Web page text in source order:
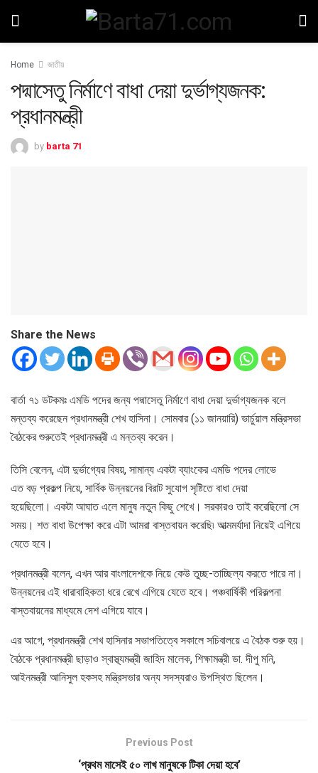
Home জাতীয়
পদ্মাসেতু নির্মাণে বাধা দেয়া দুর্ভাগ্যজনক:
প্রধানমন্ত্রী
by barta 71
Share the News
বার্তা ৭১ ডটকমঃ এমডি পদের জন্য পদ্মাসেতু নির্মাণে বাধা দেয়া দুর্ভাগ্যজনক বলে
মন্তব্য করেছেন প্রধানমন্ত্রী শেখ হাসিনা। সোমবার (১১ জানয়ারি) ভার্চুয়াল মন্ত্রিসভা
বৈঠকের শুরুতেই প্রধানমন্ত্রী এ মন্তব্য করেন।
তিসি বেলেন, এটা দুর্ভাগ্যের বিষয়, সামান্য একটা ব্যাংকের এমডি পদের লোভে
এত বড় প্রকল্প নিয়ে, সার্বিক উন্নয়নের বিরাট সুযোগ সৃষ্টিতে বাধা দেয়া
হয়েছিলো। একটা আঘাত এলে মানুষ নতুন কিছু শেখে। সরকারও তাই করেছিলো সে
সময়। শত বাধা উপেক্ষা করে এটা আমরা বাস্তবায়ন করেছি৷ আত্মমর্যাদা নিয়েই এগিয়ে
যেতে হবে।
প্রধানমন্ত্রী বলেন, এখন আর বাংলাদেশকে নিয়ে কেউ তুচ্ছ-তাচ্ছিল্য করতে পারে না।
উন্নয়নের এই ধারাবাহিকতা ধরে রেখে এগিয়ে যেতে হবে। পঞ্চবার্ষিকী পরিকল্পনা
বাস্তবায়নের মাধ্যমে দেশ এগিয়ে যাবে।
এর আগে, প্রধানমন্ত্রী শেখ হাসিনার সভাপতিত্বে সকালে সচিবালয়ে এ বৈঠক শুরু হয়।
বৈঠকে প্রধানমন্ত্রী ছাড়াও স্বাস্থ্যমন্ত্রী জাহিদ মালেক, শিক্ষামন্ত্রী ডা. দীপু মনি,
আইনমন্ত্রী আনিসুল হকসহ মন্ত্রিসভার অন্য সদস্যরাও উপস্থিত ছিলেন।
Previous Post
‘প্রথম মাসেই ৫০ লাখ মানুষকে টিকা দেয়া হবে’